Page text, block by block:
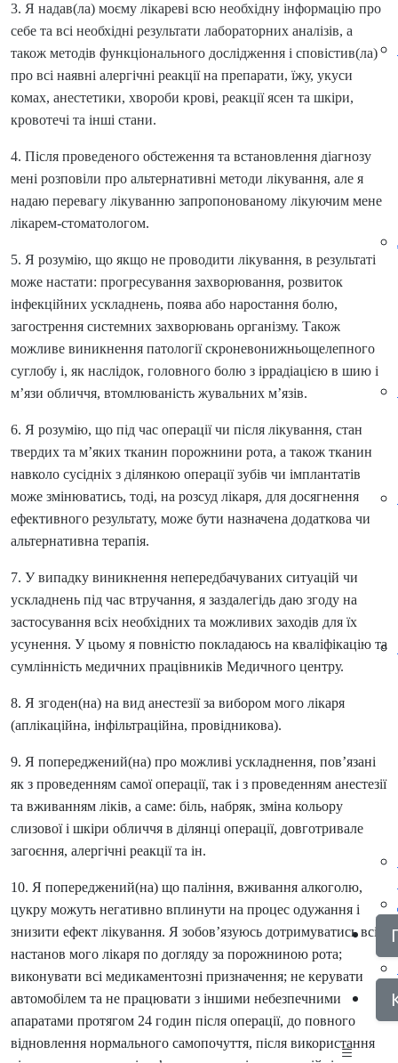
3. Я надав(ла) моєму лікареві всю необхідну інформацію про
себе та всі необхідні результати лабораторних аналізів, а
також методів функціонального дослідження і сповістив(ла)
про всі наявні алергічні реакції на препарати, їжу, укуси
комах, анестетики, хвороби крові, реакції ясен та шкіри,
кровотечі та інші стани.
4. Після проведеного обстеження та встановлення діагнозу
мені розповіли про альтернативні методи лікування, але я
надаю перевагу лікуванню запропонованому лікуючим мене
лікарем-стоматологом.
5. Я розумію, що якщо не проводити лікування, в результаті
може настати: прогресування захворювання, розвиток
інфекційних ускладнень, поява або наростання болю,
загострення системних захворювань організму. Також
можливе виникнення патології скроневонижньощелепного
суглобу і, як наслідок, головного болю з іррадіацією в шию і
м’язи обличчя, втомлюваність жувальних м’язів.
6. Я розумію, що під час операції чи після лікування, стан
твердих та м’яких тканин порожнини рота, а також тканин
навколо сусідніх з ділянкою операції зубів чи імплантатів
може змінюватись, тоді, на розсуд лікаря, для досягнення
ефективного результату, може бути назначена додаткова чи
альтернативна терапія.
7. У випадку виникнення непередбачуваних ситуацій чи
ускладнень під час втручання, я заздалегідь даю згоду на
застосування всіх необхідних та можливих заходів для їх
усунення. У цьому я повністю покладаюсь на кваліфікацію та
сумлінність медичних працівників Медичного центру.
8. Я згоден(на) на вид анестезії за вибором мого лікаря
(аплікаційна, інфільтраційна, провідникова).
9. Я попереджений(на) про можливі ускладнення, пов’язані
як з проведенням самої операції, так і з проведенням анестезії
та вживанням ліків, а саме: біль, набряк, зміна кольору
слизової і шкіри обличчя в ділянці операції, довготривале
загоєння, алергічні реакції та ін.
10. Я попереджений(на) що паління, вживання алкоголю,
цукру можуть негативно вплинути на процес одужання і
знизити ефект лікування. Я зобов’язуюсь дотримуватись всіх
настанов мого лікаря по догляду за порожниною рота;
виконувати всі медикаментозні призначення; не керувати
автомобілем та не працювати з іншими небезпечними
апаратами протягом 24 годин після операції, до повного
відновлення нормального самопочуття, після використання